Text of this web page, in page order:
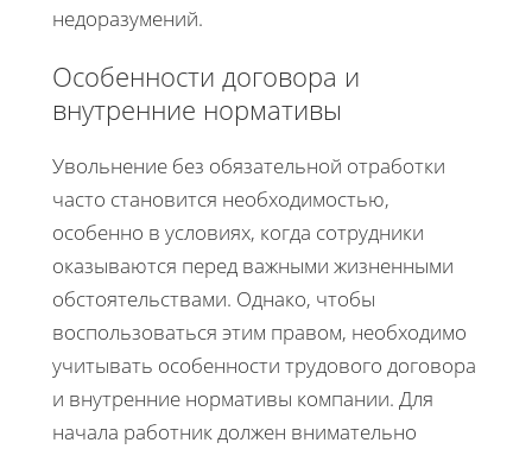
недоразумений.
Особенности договора и
внутренние нормативы
Увольнение без обязательной отработки
часто становится необходимостью,
особенно в условиях, когда сотрудники
оказываются перед важными жизненными
обстоятельствами. Однако, чтобы
воспользоваться этим правом, необходимо
учитывать особенности трудового договора
и внутренние нормативы компании. Для
начала работник должен внимательно